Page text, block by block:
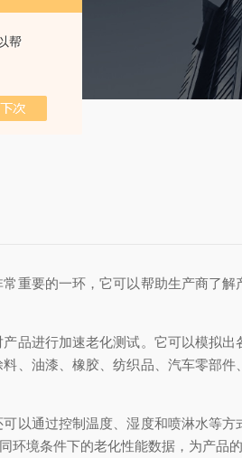
帮
要的一环，它可以帮助生产商了解
进行加速老化测试。它可以模拟出
、油漆、橡胶、纺织品、汽车零部
通过控制温度、湿度和喷淋水等方
境条件下的老化性能数据，为产品